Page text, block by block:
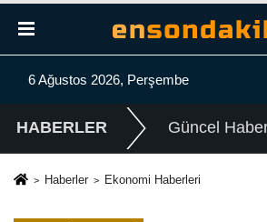
6 Ağustos 2026, Perşembe
HABERLER Güncel
Haberler Ekonomi Haberleri